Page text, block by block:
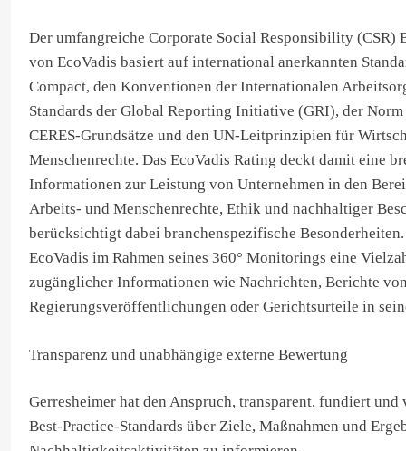
Der umfangreiche Corporate Social Responsibility (CSR)
von EcoVadis basiert auf international anerkannten
Compact, den Konventionen der Internationalen
Standards der Global Reporting Initiative (GRI), der Norm
CERES-Grundsätze und den UN-Leitprinzipien für
Menschenrechte. Das EcoVadis Rating deckt damit eine
Informationen zur Leistung von Unternehmen in den
Arbeits- und Menschenrechte, Ethik und nachhaltiger
berücksichtigt dabei branchenspezifische
EcoVadis im Rahmen seines 360° Monitorings eine
zugänglicher Informationen wie Nachrichten, Berichte
Regierungsveröffentlichungen oder Gerichtsurteile in
Transparenz und unabhängige externe Bewertung
Gerresheimer hat den Anspruch, transparent, fundiert und
Best-Practice-Standards über Ziele, Maßnahmen und